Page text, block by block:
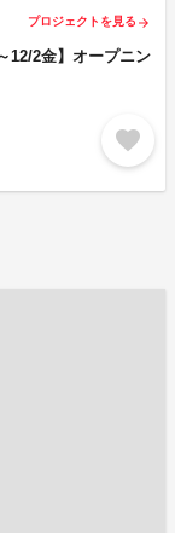
プロジェクトを見る arrow_forward
12/2金】オープニン
favorite